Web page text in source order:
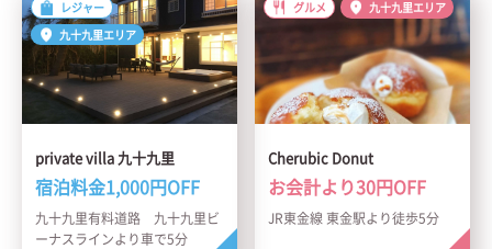
レジャー
九十九里エリア
private villa 九十九里
宿泊料金1,000円OFF
九十九里有料道路 九十九里ビ
ーナスラインより車で5分
グルメ 九十九里エリア
Cherubic Donut
お会計より30円OFF
JR東金線 東金駅より徒歩5分